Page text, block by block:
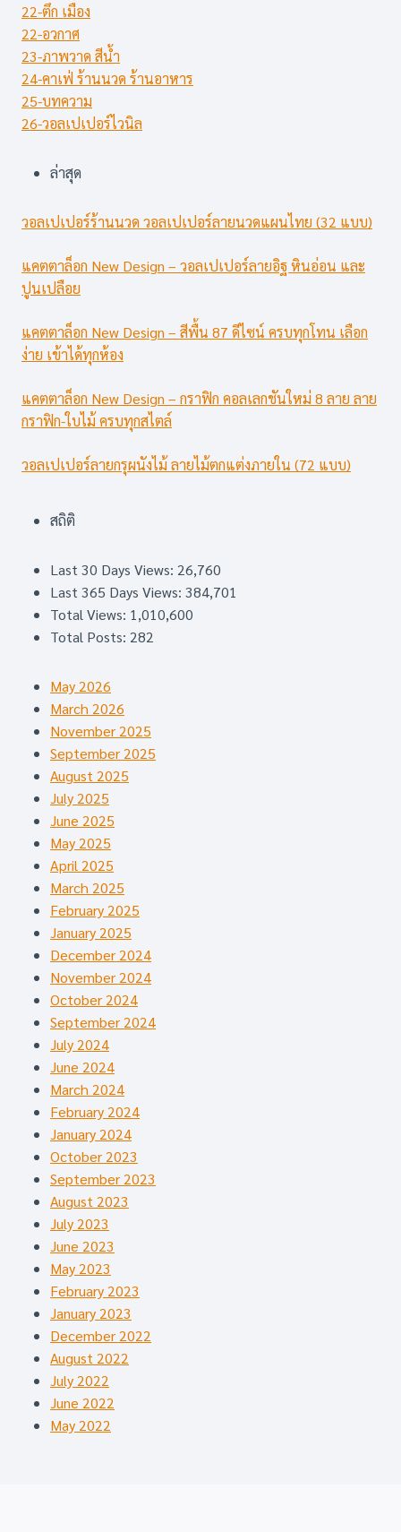
22-ตึก เมือง
22-อวกาศ
23-ภาพวาด สีน้ำ
24-คาเฟ่ ร้านนวด ร้านอาหาร
25-บทความ
26-วอลเปเปอร์ไวนิล
ล่าสุด
วอลเปเปอร์ร้านนวด วอลเปเปอร์ลายนวดแผนไทย (32 แบบ)
แคตตาล็อก New Design – วอลเปเปอร์ลายอิฐ หินอ่อน และ
ปูนเปลือย
แคตตาล็อก New Design – สีพื้น 87 ดีไซน์ ครบทุกโทน เลือก
ง่าย เข้าได้ทุกห้อง
แคตตาล็อก New Design – กราฟิก คอลเลกชันใหม่ 8 ลาย ลาย
กราฟิก-ใบไม้ ครบทุกสไตล์
วอลเปเปอร์ลายกรุผนังไม้ ลายไม้ตกแต่งภายใน (72 แบบ)
สถิติ
Last 30 Days Views: 26,760
Last 365 Days Views: 384,701
Total Views: 1,010,600
Total Posts: 282
May 2026
March 2026
November 2025
September 2025
August 2025
July 2025
June 2025
May 2025
April 2025
March 2025
February 2025
January 2025
December 2024
November 2024
October 2024
September 2024
July 2024
June 2024
March 2024
February 2024
January 2024
October 2023
September 2023
August 2023
July 2023
June 2023
May 2023
February 2023
January 2023
December 2022
August 2022
July 2022
June 2022
May 2022